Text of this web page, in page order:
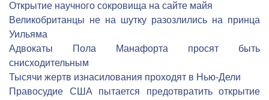
Открытие научного сокровища на сайте майя
Великобританцы не на шутку разозлились на принца
Уильяма
Адвокаты Пола Манафорта просят быть
снисходительным
Тысячи жертв изнасилования проходят в Нью-Дели
Правосудие США пытается предотвратить открытие